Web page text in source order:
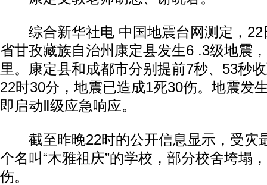
综合新华社电 中国地震台网测定，22
省甘孜藏族自治州康定县发生6 .3级地震
里。康定县和成都市分别提前7秒、53秒
22时30分，地震已造成1死30伤。地震发
即启动Ⅱ级应急响应。
截至昨晚22时的公开信息显示，受灾
个名叫“木雅祖庆”的学校，部分校舍垮塌
伤。